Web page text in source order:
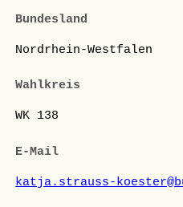
Bundesland
Nordrhein-Westfalen
Wahlkreis
WK 138
E-Mail
katja.strauss-